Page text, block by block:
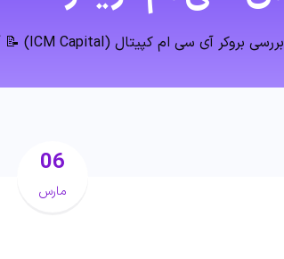
بررسی بروکر آی سی ام کپیتال (ICM Capital) 📝 آموزش ثبت نام در ای سی ام تریدر 2024
06
مارس